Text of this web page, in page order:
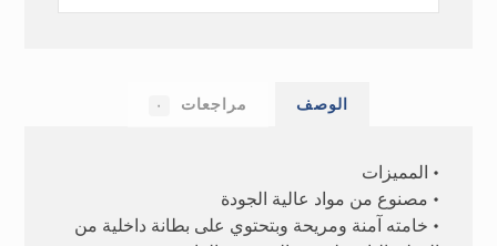
الوصف مراجعات ٠
• المميزات
• مصنوع من مواد عالية الجودة
• خامته آمنة ومريحة وبتحتوي على بطانة داخلية من